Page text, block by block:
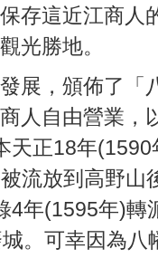
存這近江商人
光勝地。
展，頒佈了「
人自由營業，
天正18年
流放到高野山
4年(1595年)轉
。可幸因為八